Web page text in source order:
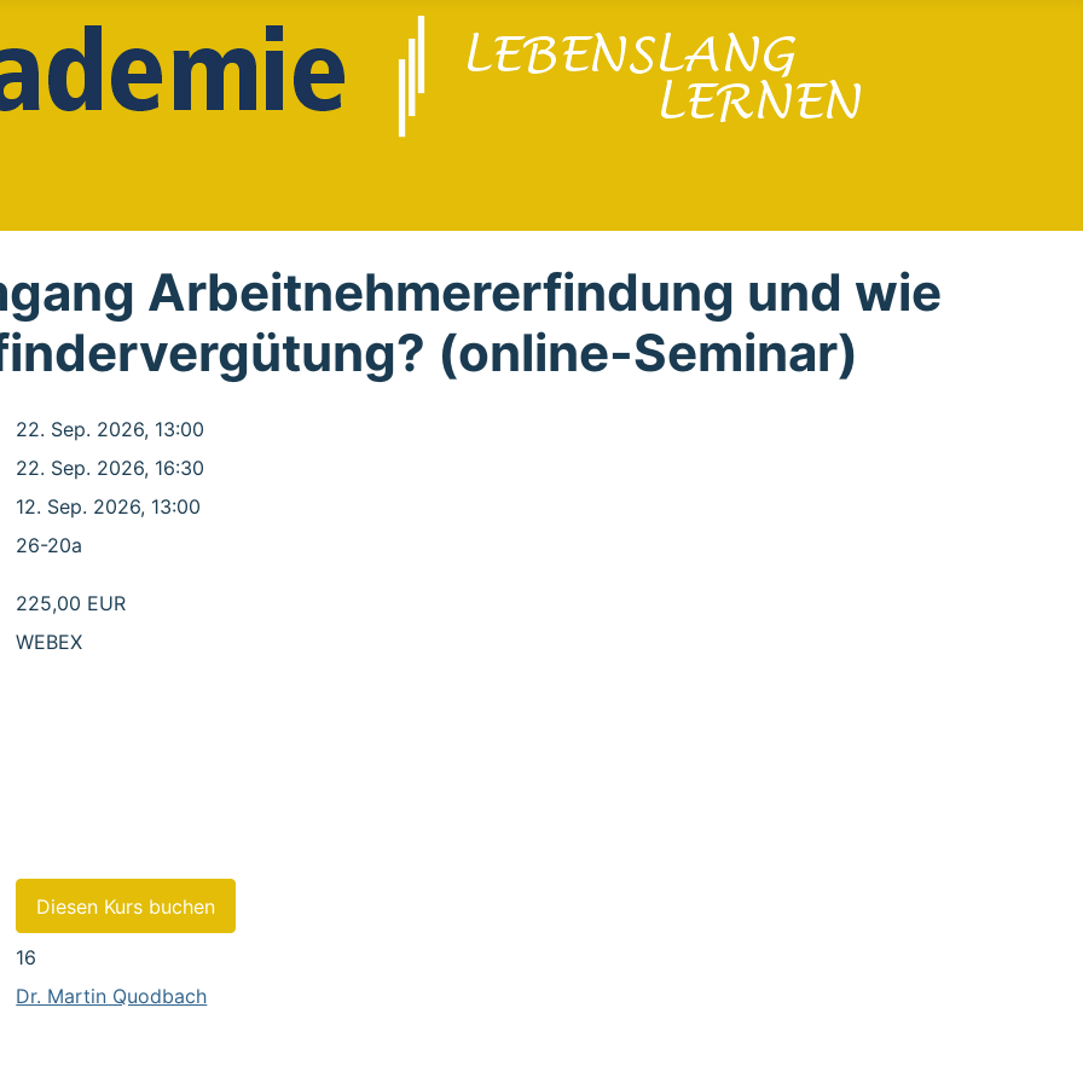
Arbeitnehmererfindung und wie
(online-Seminar)
22. Sep. 2026, 13:00
22. Sep. 2026, 16:30
12. Sep. 2026, 13:00
26-20a
225,00 EUR
WEBEX
Diesen Kurs buchen
16
Dr. Martin Quodbach